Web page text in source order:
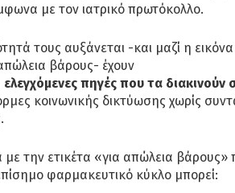
με τον ιατρικό πρωτόκολλο.
τους αυξάνεται -και μαζί η
βάρους- έχουν
πηγές που τα διακινούν
κοινωνικής δικτύωσης χωρίς
με την ετικέτα «για απώλεια βάρους»
φαρμακευτικό κύκλο μπορεί: